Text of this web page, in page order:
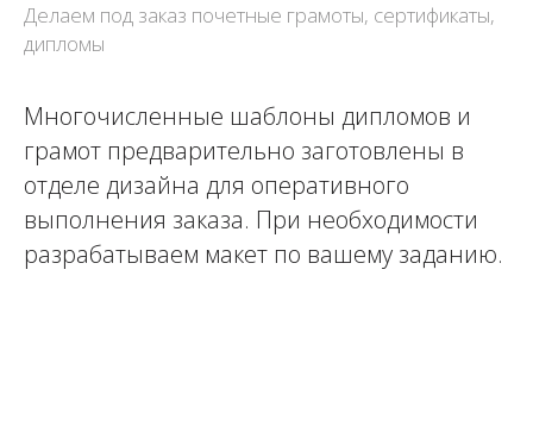
Делаем под заказ почетные грамоты, сертификаты,
дипломы
Многочисленные шаблоны дипломов и
грамот предварительно заготовлены в
отделе дизайна для оперативного
выполнения заказа. При необходимости
разрабатываем макет по вашему заданию.